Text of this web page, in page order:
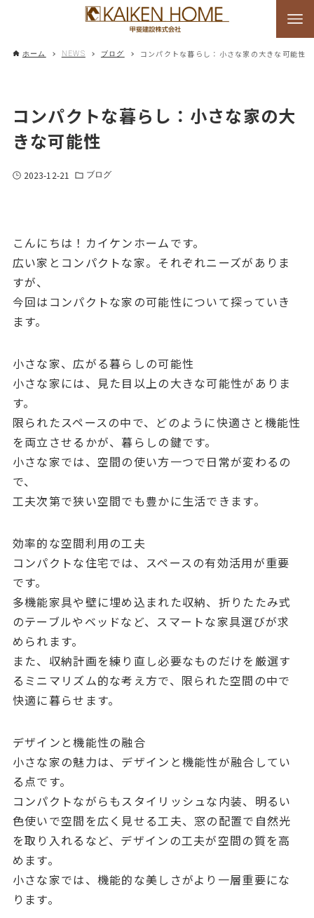
ホーム NEWS ブログ コンパクトな暮らし：小さな家の大きな可能性
コンパクトな暮らし：小さな家の大
きな可能性
2023-12-21 ブログ
こんにちは！カイケンホームです。
広い家とコンパクトな家。それぞれニーズがありま
すが、
今回はコンパクトな家の可能性について探っていき
ます。
小さな家、広がる暮らしの可能性
小さな家には、見た目以上の大きな可能性がありま
す。
限られたスペースの中で、どのように快適さと機能性
を両立させるかが、暮らしの鍵です。
小さな家では、空間の使い方一つで日常が変わるの
で、
工夫次第で狭い空間でも豊かに生活できます。
効率的な空間利用の工夫
コンパクトな住宅では、スペースの有効活用が重要
です。
多機能家具や壁に埋め込まれた収納、折りたたみ式
のテーブルやベッドなど、スマートな家具選びが求
められます。
また、収納計画を練り直し必要なものだけを厳選す
るミニマリズム的な考え方で、限られた空間の中で
快適に暮らせます。
デザインと機能性の融合
小さな家の魅力は、デザインと機能性が融合してい
る点です。
コンパクトながらもスタイリッシュな内装、明るい
色使いで空間を広く見せる工夫、窓の配置で自然光
を取り入れるなど、デザインの工夫が空間の質を高
めます。
小さな家では、機能的な美しさがより一層重要にな
ります。